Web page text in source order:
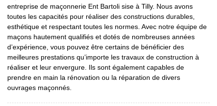
entreprise de maçonnerie Ent Bartoli sise à Tilly. Nous avons
toutes les capacités pour réaliser des constructions durables,
esthétique et respectant toutes les normes. Avec notre équipe de
maçons hautement qualifiés et dotés de nombreuses années
d’expérience, vous pouvez être certains de bénéficier des
meilleures prestations qu’importe les travaux de construction à
réaliser et leur envergure. Ils sont également capables de
prendre en main la rénovation ou la réparation de divers
ouvrages maçonnés.